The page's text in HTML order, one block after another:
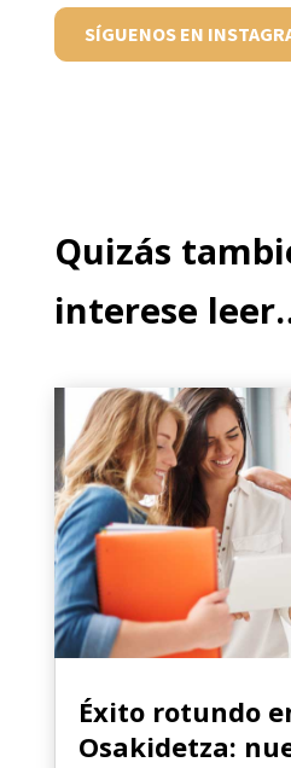
SÍGUENOS EN
Quizás
interese
Éxito rotundo
Osakidetza: